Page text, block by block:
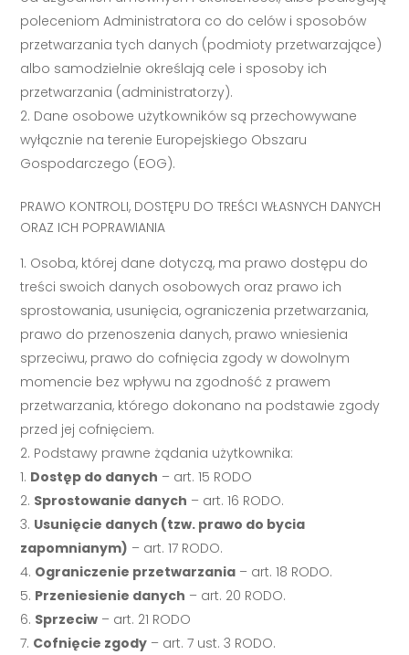
poleceniom Administratora co do celów i sposobów
przetwarzania tych danych (podmioty przetwarzające)
albo samodzielnie określają cele i sposoby ich
przetwarzania (administratorzy).
Dane osobowe użytkowników są przechowywane
wyłącznie na terenie Europejskiego Obszaru
Gospodarczego (EOG).
PRAWO KONTROLI, DOSTĘPU DO TREŚCI WŁASNYCH DANYCH
ORAZ ICH POPRAWIANIA
Osoba, której dane dotyczą, ma prawo dostępu do
treści swoich danych osobowych oraz prawo ich
sprostowania, usunięcia, ograniczenia przetwarzania,
prawo do przenoszenia danych, prawo wniesienia
sprzeciwu, prawo do cofnięcia zgody w dowolnym
momencie bez wpływu na zgodność z prawem
przetwarzania, którego dokonano na podstawie zgody
przed jej cofnięciem.
Podstawy prawne żądania użytkownika:
Dostęp do danych – art. 15 RODO
Sprostowanie danych – art. 16 RODO.
Usunięcie danych (tzw. prawo do bycia
zapomnianym) – art. 17 RODO.
Ograniczenie przetwarzania – art. 18 RODO.
Przeniesienie danych – art. 20 RODO.
Sprzeciw – art. 21 RODO
Cofnięcie zgody – art. 7 ust. 3 RODO.